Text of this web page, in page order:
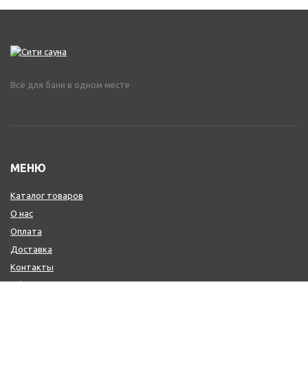
Всё для бани в одном месте
МЕНЮ
Каталог товаров
О нас
Оплата
Доставка
Контакты
Обмен и возврат